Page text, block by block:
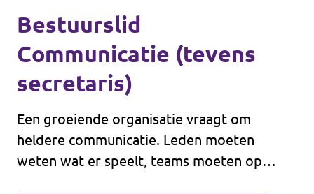
Bestuurslid
Communicatie (tevens
secretaris)
Een groeiende organisatie vraagt om
heldere communicatie. Leden moeten
weten wat er speelt, teams moeten op